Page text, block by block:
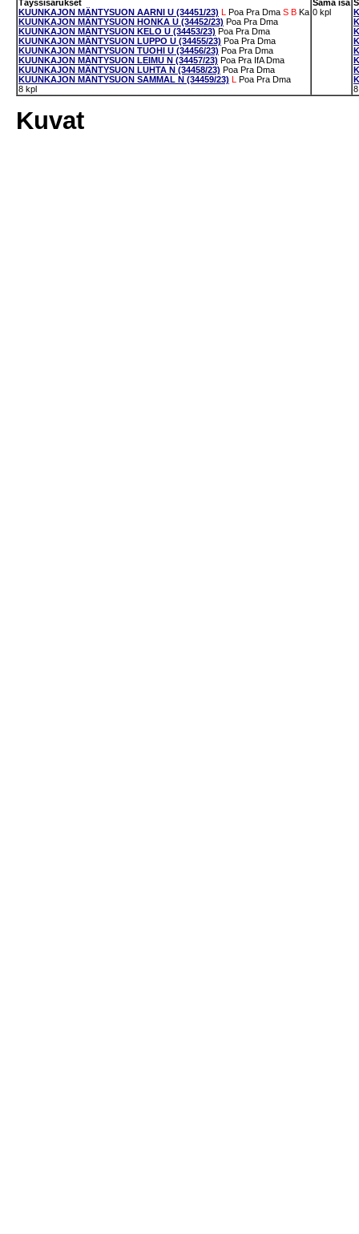
Täyssisarukset
KUUNKAJON MÄNTYSUON AARNI U (34451/23) L Poa Pra Dma S B Ka
KUUNKAJON MÄNTYSUON HONKA U (34452/23) Poa Pra Dma
KUUNKAJON MÄNTYSUON KELO U (34453/23) Poa Pra Dma
KUUNKAJON MÄNTYSUON LUPPO U (34455/23) Poa Pra Dma
KUUNKAJON MÄNTYSUON TUOHI U (34456/23) Poa Pra Dma
KUUNKAJON MÄNTYSUON LEIMU N (34457/23) Poa Pra IfA Dma
KUUNKAJON MÄNTYSUON LUHTA N (34458/23) Poa Pra Dma
KUUNKAJON MÄNTYSUON SAMMAL N (34459/23) L Poa Pra Dma
8 kpl
Sama isä
0 kpl
Kuvat